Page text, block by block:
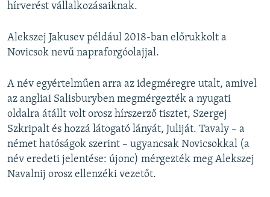
hírverést vállalkozásaiknak.
Alekszej Jakusev például 2018-ban előrukkolt a
Novicsok nevű napraforgóolajjal.
A név egyértelműen arra az idegméregre utalt, amivel
az angliai Salisburyben megmérgezték a nyugati
oldalra átállt volt orosz hírszerző tisztet, Szergej
Szkripalt és hozzá látogató lányát, Juliját. Tavaly – a
német hatóságok szerint – ugyancsak Novicsokkal (a
név eredeti jelentése: újonc) mérgezték meg Alekszej
Navalnij orosz ellenzéki vezetőt.